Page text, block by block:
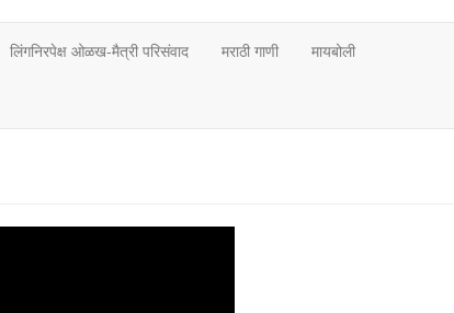
लिंगनिरपेक्ष ओळख-मैत्री परिसंवाद मराठी गाणी मायबोली